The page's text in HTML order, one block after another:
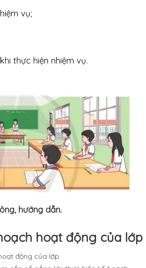
vụ;
thực hiện nhiệm vụ.
hướng dẫn.
hoạt động của lớp
động của lớp.